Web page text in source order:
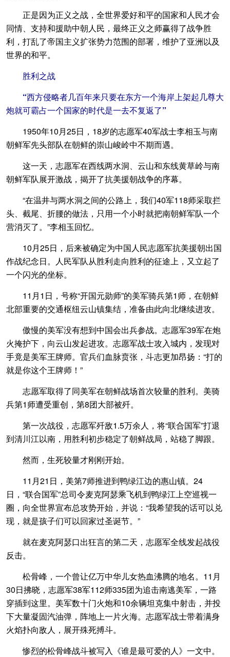
正是因为正义之战，全世界爱好和平的国家和人民才会
同情、支持和援助中朝人民，最终正义之师赢得了战争胜
利，打乱了帝国主义扩张势力范围的部署，维护了亚洲以及
世界的和平。
胜利之战
“西方侵略者几百年来只要在东方一个海岸上架起几尊大
炮就可霸占一个国家的时代是一去不复返了”
1950年10月25日，18岁的志愿军40军战士李相玉与南
朝鲜军先头部队在朝鲜的崇山峻岭中不期而遇。
这一天，志愿军在西线两水洞、云山和东线黄草岭与南
朝鲜军队展开激战，揭开了抗美援朝战争的序幕。
“在温井与两水洞之间的公路上，我们40军118师采取拦
头、截尾、折腰的做法，只用一个小时就把南朝鲜军队一个
营消灭了。”李相玉回忆。
10月25日，后来被确定为中国人民志愿军抗美援朝出国
作战纪念日。人民军队从胜利走向胜利的征途上，又立起了
一个闪光的坐标。
11月1日，号称“开国元勋师”的美军骑兵第1师，在朝鲜
北部重要的交通枢纽云山镇集结，准备由此向北继续进攻。
傲慢的美军没有想到中国会出兵参战。志愿军39军在炮
火掩护下，向云山发起进攻。志愿军战士攻入城内，发现对
手竟是美军王牌师。官兵们血脉贲张，斗志更加昂扬：“打的
就是你这个王牌师！”
志愿军取得了同美军在朝鲜战场首次较量的胜利。美骑
兵第1师遭受重创，第8团大部被歼。
第一次战役，志愿军歼敌1.5万余人，将“联合国军”打退
到清川江以南，用胜利初步稳定了朝鲜战局，站稳了脚跟。
然而，生死较量才刚刚开始。
11月21日，美第7师推进到鸭绿江边的惠山镇。24
日，“联合国军”总司令麦克阿瑟乘飞机到鸭绿江上空巡视一
圈，向全世界宣布总攻势开始，并说：“我希望我的话可以兑
现，就是孩子们可以回家过圣诞节。”
就在麦克阿瑟口出狂言的第二天，志愿军全线发起战役
反击。
松骨峰，一个曾让亿万中华儿女热血沸腾的地名。11月
30日拂晓，志愿军38军112师335团为追击南逃美军，一路
穿插到这里。美军数十门火炮和10余辆坦克集中射击，并投
下大量凝固汽油弹，阵地上一片火海。志愿军战士带着满身
火焰扑向敌人，展开殊死搏斗。
惨烈的松骨峰战斗被写入《谁是最可爱的人》一文中。